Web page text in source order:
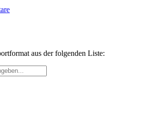
aus der folgenden Liste: